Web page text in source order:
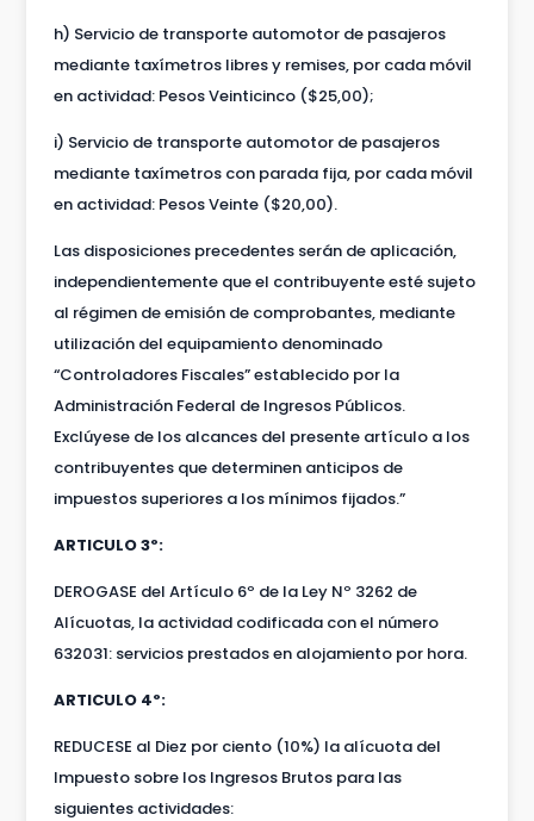
h) Servicio de transporte automotor de pasajeros
mediante taxímetros libres y remises, por cada móvil
en actividad: Pesos Veinticinco ($25,00);
i) Servicio de transporte automotor de pasajeros
mediante taxímetros con parada fija, por cada móvil
en actividad: Pesos Veinte ($20,00).
Las disposiciones precedentes serán de aplicación,
independientemente que el contribuyente esté sujeto
al régimen de emisión de comprobantes, mediante
utilización del equipamiento denominado
“Controladores Fiscales” establecido por la
Administración Federal de Ingresos Públicos.
Exclúyese de los alcances del presente artículo a los
contribuyentes que determinen anticipos de
impuestos superiores a los mínimos fijados.”
ARTICULO 3º:
DEROGASE del Artículo 6º de la Ley Nº 3262 de
Alícuotas, la actividad codificada con el número
632031: servicios prestados en alojamiento por hora.
ARTICULO 4º:
REDUCESE al Diez por ciento (10%) la alícuota del
Impuesto sobre los Ingresos Brutos para las
siguientes actividades: